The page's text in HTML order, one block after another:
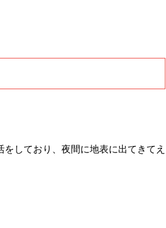
しており、夜間に地表に出てきてえ